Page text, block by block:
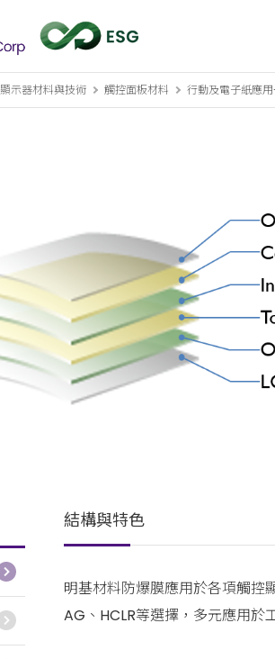
顯示器材料與技術 觸控面板材料 行動及電子紙應
結構與特色
明基材料防爆膜應用於各項觸控
AG、HCLR等選擇，多元應用於